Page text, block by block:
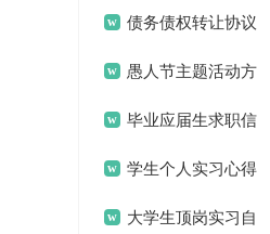
请书债务债权转让协议
愚人节主题活动方
案 毕业应届生求职信
13篇学生个人实习心得
体会大学生顶岗实习自